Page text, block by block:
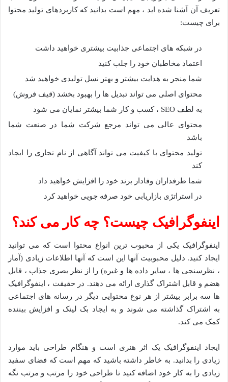
تعریف آن آشنا شده اید ، مهم است بدانید که کاربردهای تولید محتوا
برای چیست:
در شبکه های اجتماعی جذابیت بیشتری خواهید داشت
اعتماد مخاطبان خود را جلب کنید
شما منجر به هدایت بیشتر و بهتر نسل تولیدی خواهید شد
محتوای اصلی می تواند تبدیل ها را بهبود بخشد (قیف فروش)
به لطف SEO ، کسب و کار شما بیشتر نمایان می شود
محتوای عالی می تواند مرجع شرکت شما در صنعت شما
باشد
تولید محتوای با کیفیت می تواند آگاهی از نام تجاری را ایجاد
کند
شما طرفداران وفادار برند خود را افزایش خواهید داد
در استراتژی بازاریابی خود صرفه جویی خواهید کرد
اینفوگرافیک چیست؟ چه کار می کند؟
اینفوگرافیک یکی از محبوب ترین انواع محتوا است که می توانید
ایجاد کنید. دلیل محبوبیت آنها این است که آنها اطلاعات زیادی (آمار
، نظرسنجی ها ، سایر داده ها و غیره) را از نظر بصری جذاب ، قابل
هضم و قابل اشتراک گذاری ارائه می دهند. در حقیقت ، اینفوگرافیک
ها سه برابر بیشتر از هر نوع محتوایی دیگر در رسانه های اجتماعی
به اشتراک گذاشته می شوند و به ایجاد بک لینک و افزایش بیننده
کمک می کند.
ایجاد اینفوگرافیک یک اثر هنری است و هنگام طراحی باید موارد
زیادی را بدانید. به خاطر داشته باشید که مهم است که فضای سفید
زیادی را به کار خود اضافه کنید تا طراحی خود را مرتب و مرتب نگه